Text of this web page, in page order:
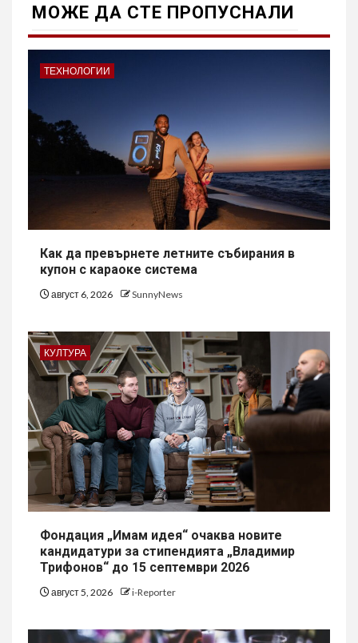
МОЖE ДА СТЕ ПРОПУСНАЛИ
ТЕХНОЛОГИИ
Как да превърнете летните събирания в
купон с караоке система
август 6, 2026 SunnyNews
КУЛТУРА
Фондация „Имам идея“ очаква новите
кандидатури за стипендията „Владимир
Трифонов“ до 15 септември 2026
август 5, 2026 i-Reporter